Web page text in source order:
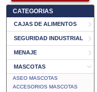
CATEGORIAS
CAJAS DE ALIMENTOS
SEGURIDAD INDUSTRIAL
MENAJE
MASCOTAS
ASEO MASCOTAS
ACCESORIOS MASCOTAS